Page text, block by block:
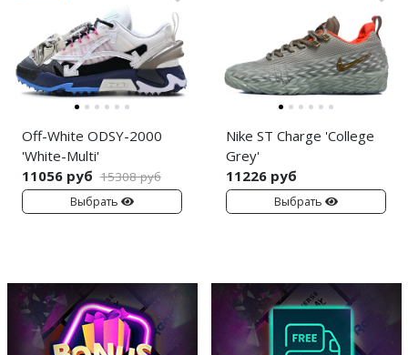
Off-White ODSY-2000
'White-Multi'
11056 руб 15308 руб
Выбрать
Nike ST Charge 'College
Grey'
11226 руб
Выбрать